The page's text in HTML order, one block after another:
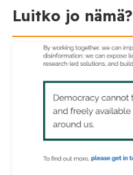
Luitko jo nämä?